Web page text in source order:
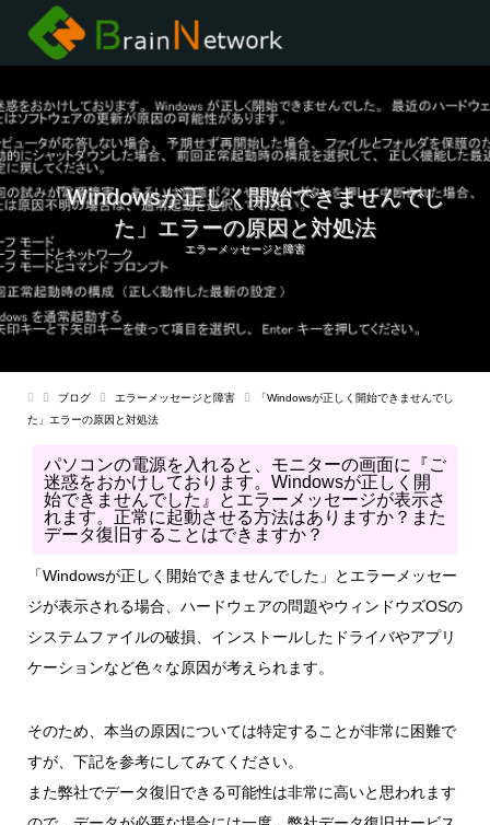
「Windowsが正しく開始できませんでし
た」エラーの原因と対処法
エラーメッセージと障害
ブログ エラーメッセージと障害
「Windowsが正しく開始できませんでし
た」エラーの原因と対処法
パソコンの電源を入れると、モニターの画面に『ご
迷惑をおかけしております。Windowsが正しく開
始できませんでした』とエラーメッセージが表示さ
れます。正常に起動させる方法はありますか？また
データ復旧することはできますか？
「Windowsが正しく開始できませんでした」とエラーメッセー
ジが表示される場合、ハードウェアの問題やウィンドウズOSの
システムファイルの破損、インストールしたドライバやアプリ
ケーションなど色々な原因が考えられます。
そのため、本当の原因については特定することが非常に困難で
すが、下記を参考にしてみてください。
また弊社でデータ復旧できる可能性は非常に高いと思われます